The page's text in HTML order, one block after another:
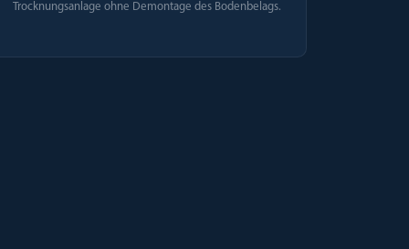
Trocknungsanlage ohne Demontage des Bodenbelags.